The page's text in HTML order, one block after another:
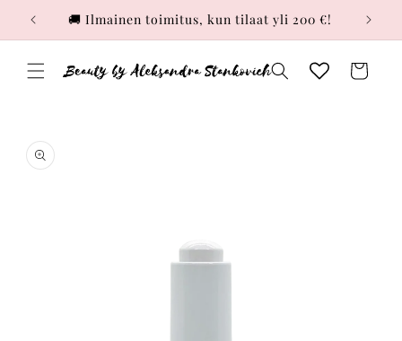
Skip to
content🚚 Ilmainen toimitus, kun tilaat yli 200 €!
Ostoskori
product
information